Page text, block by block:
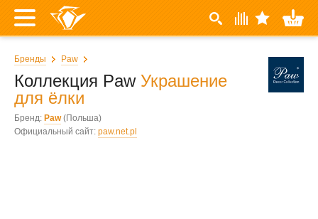
Бренды Paw
Коллекция Paw Украшение
для ёлки
Бренд: Paw(Польша)
Официальный сайт: paw.net.pl